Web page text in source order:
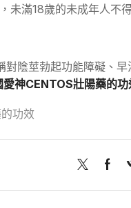
未滿18歲的未成年人不
陰莖勃起功能障礙、
愛神CENTOS壯陽藥的功
功效